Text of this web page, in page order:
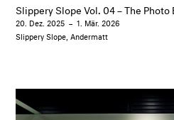
Slippery Slope Vol. 04 – The Photo
20. Dez. 2025 –1. Mär. 2026
Slippery Slope, Andermatt